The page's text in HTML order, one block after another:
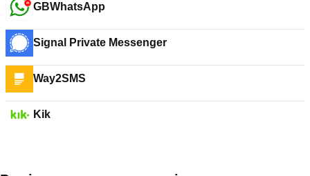
GBWhatsApp
Signal Private Messenger
Way2SMS
Kik